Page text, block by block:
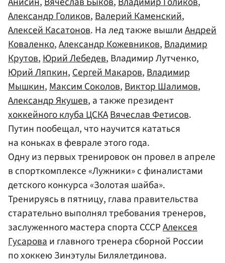
Александр Голиков,Валерий Каменский,
Алексей Касатонов. На лед также вышлиАндрей
Коваленко,Александр Кожевников,Владимир
Крутов,Юрий Лебедев, Владимир Лутченко,
Юрий Ляпкин,Сергей Макаров,Владимир
Мышкин,Максим Соколов,Виктор Шалимов,
Александр Якушев, а также президент
хоккейного клуба ЦСКАВячеслав Фетисов.
Путин пообещал, что научится кататься
на коньках в феврале этого года.
Одну из первых тренировок он провел в апреле
в спорткомплексе «Лужники» с финалистами
детского конкурса «Золотая шайба».
Тренируясь в пятницу, глава правительства
старательно выполнял требования тренеров,
заслуженного мастера спорта СССРАлексея
Гусароваи главного тренера сборной России
по хоккею Зинэтулы Билялетдинова.